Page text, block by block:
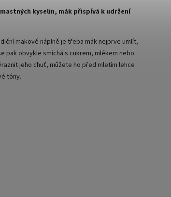
kyselin, mák přispívá k udržení
makové náplně je třeba mák nejprve umlít,
pak obvykle smíchá s cukrem, mlékem nebo
jeho chuť, můžete ho před mletím lehce
tóny.